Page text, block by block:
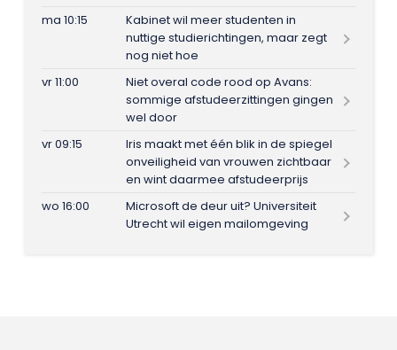
ma 10:15
Kabinet wil meer studenten in
nuttige studierichtingen, maar zegt
nog niet hoe
vr 11:00
Niet overal code rood op Avans:
sommige afstudeerzittingen gingen
wel door
vr 09:15
Iris maakt met één blik in de spiegel
onveiligheid van vrouwen zichtbaar
en wint daarmee afstudeerprijs
wo 16:00
Microsoft de deur uit? Universiteit
Utrecht wil eigen mailomgeving